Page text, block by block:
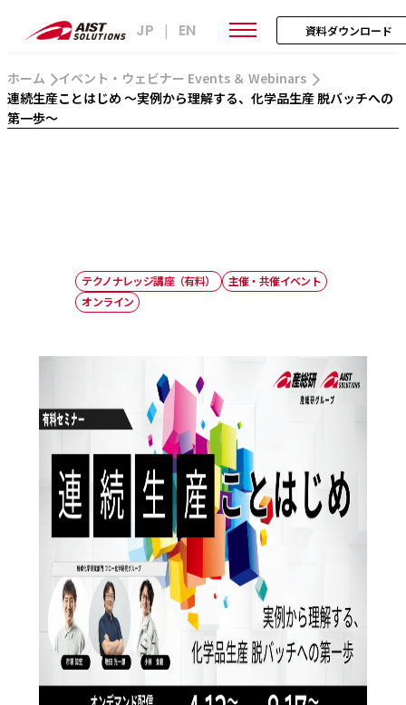
JP | EN 資料ダウンロード
ホーム
イベント・ウェビナー Events ＆ Webinars
連続生産ことはじめ ～実例から理解する、化学品生産 脱バッチへの
第一歩～
テクノナレッジ講座（有料）
主催・共催イベント
オンライン